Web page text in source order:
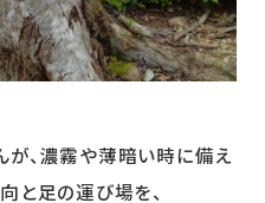
、濃霧や薄暗い時に備え
と足の運び場を、